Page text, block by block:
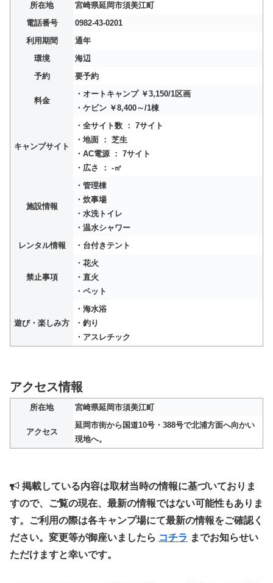
所在地
宮崎県延岡市須美江町
電話番号
0982-43-0201
利用期間
通年
環境
海辺
予約
要予約
料金
・オートキャンプ ￥3,150/1区画
・ケビン ￥8,400～/1棟
キャンプサイト
・全サイト数 ： 7サイト
・地面 ： 芝生
・AC電源 ： 7サイト
・広さ ： -㎡
施設情報
・管理棟
・炊事場
・水洗トイレ
・温水シャワー
レンタル情報
・台付きテント
禁止事項
・花火
・直火
・ペット
遊び・楽しみ方
・海水浴
・釣り
・アスレチック
アクセス情報
所在地 宮崎県延岡市須美江町
アクセス
延岡市街から国道10号・388号で北浦方面へ向かい
現地へ。
掲載している内容は取材当時の情報に基づいておりま
すので、ご覧の現在、最新の情報ではない可能性もありま
す。ご利用の際は各キャンプ場にて最新の情報をご確認く
ださい。変更等が御座いましたら コチラ までお知らせい
ただけますと幸いです。